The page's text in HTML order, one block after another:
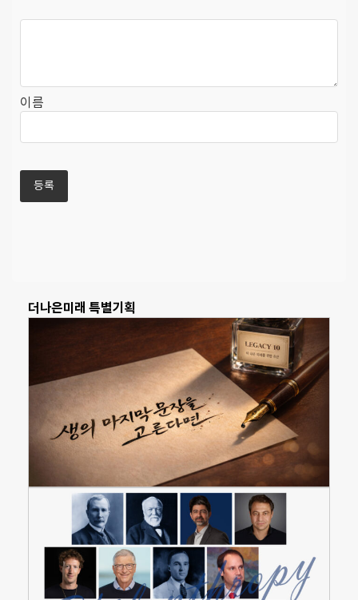
이름
더나은미래 특별기획